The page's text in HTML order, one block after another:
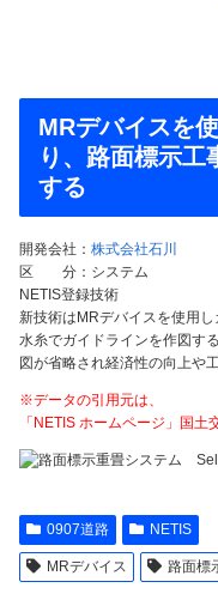
MRデバイスを
り、路面標示工
する
開発会社： 株式会社石川
区 分：システム
NETIS登録技術
新技術はMRデバイスを使用
水糸でガイドラインを作図す
図が省略され経済性の向上や
※データの引用元は、
「NETIS ホームページ」国土
0907道路 NETIS
MRデバイス 路面標